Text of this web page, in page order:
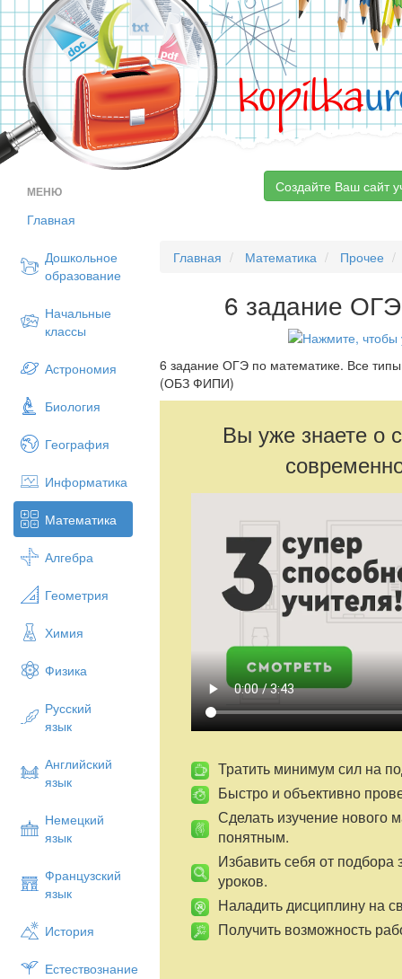
kopilka
МЕНЮ
Главная
Дошкольное
образование
Начальные
классы
Астрономия
Биология
География
Информатика
Математика
Алгебра
Геометрия
Химия
Физика
Русский
язык
Английский
язык
Немецкий
язык
Французский
язык
История
Естествознание
Создайте Ваш сайт
Главная Математика Прочее
6 задание
6 задание ОГЭ по математике. Все
(ОБЗ ФИПИ)
Вы уже знаете о
Тратить минимум сил на
Быстро и объективно
Сделать изучение нового
понятным.
Избавить себя от подбора
уроков.
Наладить дисциплину на
Получить возможность